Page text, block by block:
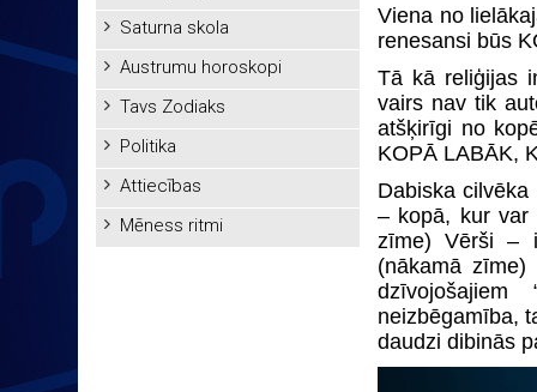
Saturna skola
Austrumu horoskopi
Tavs Zodiaks
Politika
Attiecības
Mēness ritmi
Viena no
renesansi būs
Tā kā reliģijas
vairs nav tik
atšķirīgi no
KOPĀ LABĀK,
Dabiska
– kopā, kur var
zīme) Vērši –
(nākamā
neizbēgamība,
daudzi dibinās